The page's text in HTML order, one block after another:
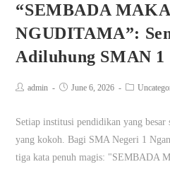
“SEMBADA
NGUDITAMA”:
Adiluhung SMAN 1
admin June 6, 2026
Setiap institusi pendidikan yang
yang kokoh. Bagi SMA Negeri 1
tiga kata penuh magis: "SEMBADA